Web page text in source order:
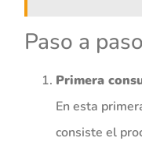
Paso a
Primera
En esta
consiste el